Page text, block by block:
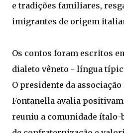
e tradições familiares,
imigrantes de origem
Os contos foram escritos
dialeto vêneto - língua
O presidente da
Fontanella avalia
reuniu a comunidade